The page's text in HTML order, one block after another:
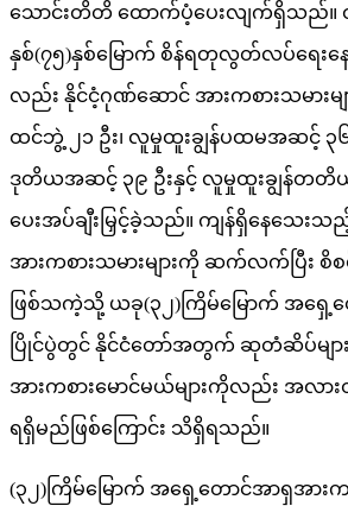
သောင်းတိတိ ထောက်ပံ့ပေးလျက်ရှိသည်။ ထို့
နှစ်(၇၅)နှစ်မြောက် စိန်ရတုလွတ်လပ်ရေးန
လည်း နိုင်ငံ့ဂုဏ်ဆောင် အားကစားသမားမ
ထင်ဘွဲ့ ၂၁ ဦး၊ လူမှုထူးချွန်ပထမအဆင့် ၃၆
ဒုတိယအဆင့် ၃၉ ဦးနှင့် လူမှုထူးချွန်တ
ပေးအပ်ချီးမြှင့်ခဲ့သည်။ ကျန်ရှိနေသေး
အားကစားသမားများကို ဆက်လက်ပြီး စိစ
ဖြစ်သကဲ့သို့ ယခု(၃၂)ကြိမ်မြောက် အရှေ့တ
ပြိုင်ပွဲတွင် နိုင်ငံတော်အတွက် ဆုတံဆိပ်မျာ
အားကစားမောင်မယ်များကိုလည်း အလား
ရရှိမည်ဖြစ်ကြောင်း သိရှိရသည်။
(၃၂)ကြိမ်မြောက် အရှေ့တောင်အာရှအား